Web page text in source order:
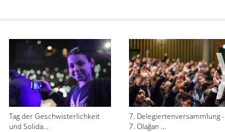
Tag der Geschwisterlichkeit
und Solida...
7. Delegiertenversammlung -
7. Olağan ...